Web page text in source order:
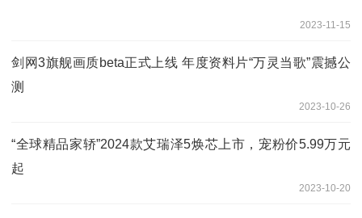
2023-11-15
剑网3旗舰画质beta正式上线 年度资料片“万灵当歌”震撼公
测
2023-10-26
“全球精品家轿”2024款艾瑞泽5焕芯上市，宠粉价5.99万元
起
2023-10-20